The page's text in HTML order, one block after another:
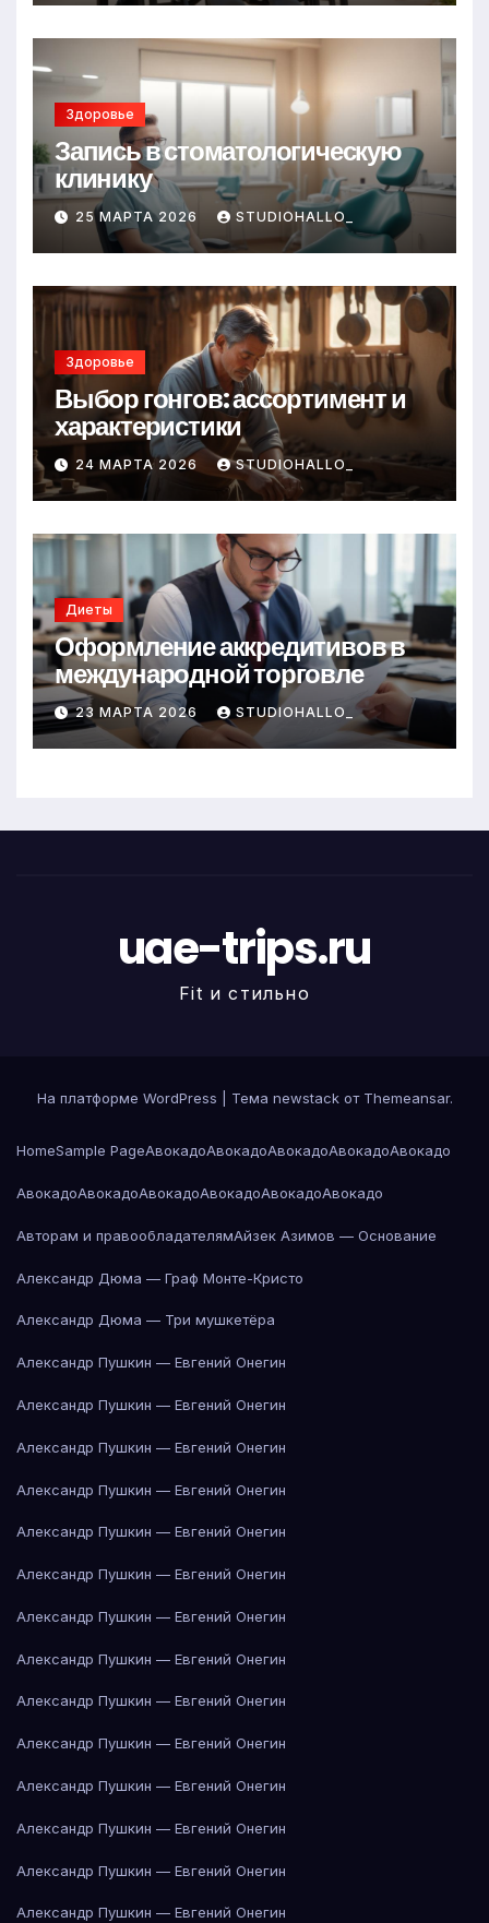
Здоровье
Запись в стоматологическую
клинику
25 МАРТА 2026 STUDIOHALLO_
Здоровье
Выбор гонгов: ассортимент и
характеристики
24 МАРТА 2026 STUDIOHALLO_
Диеты
Оформление аккредитивов в
международной торговле
23 МАРТА 2026 STUDIOHALLO_
uae-trips.ru
Fit и стильно
На платформе WordPress Тема newstack от Themeansar.
HomeSample PageАвокадоАвокадоАвокадоАвокадоАвокадо
АвокадоАвокадоАвокадоАвокадоАвокадоАвокадо
Авторам и правообладателямАйзек Азимов — Основание
Александр Дюма — Граф Монте-Кристо
Александр Дюма — Три мушкетёра
Александр Пушкин — Евгений Онегин
Александр Пушкин — Евгений Онегин
Александр Пушкин — Евгений Онегин
Александр Пушкин — Евгений Онегин
Александр Пушкин — Евгений Онегин
Александр Пушкин — Евгений Онегин
Александр Пушкин — Евгений Онегин
Александр Пушкин — Евгений Онегин
Александр Пушкин — Евгений Онегин
Александр Пушкин — Евгений Онегин
Александр Пушкин — Евгений Онегин
Александр Пушкин — Евгений Онегин
Александр Пушкин — Евгений Онегин
Александр Пушкин — Евгений Онегин